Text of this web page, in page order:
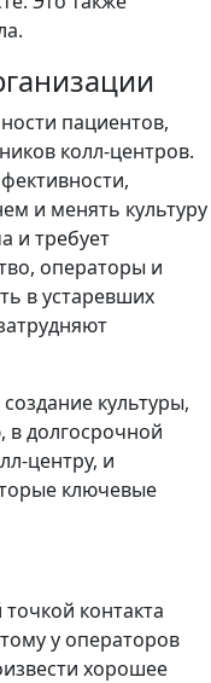
пациентов,
колл-центров.
и менять культуру
и требует
операторы и
в устаревших
культуры,
долгосрочной
центру, и
ключевые
контакта
у операторов
хорошее